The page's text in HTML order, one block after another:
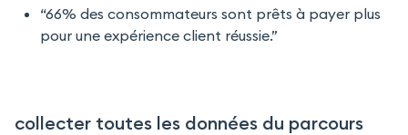
“66% des consommateurs sont prêts à payer plus
pour une expérience client réussie.”
collecter toutes les données du parcours